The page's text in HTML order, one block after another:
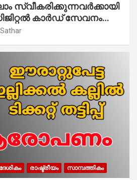
സ്വീകരിക്കുന്നവര്‍ക്കായി
കാര്‍ഡ് സേവനം
രാഷ്ട്രീയം സാമ്പത്തികം